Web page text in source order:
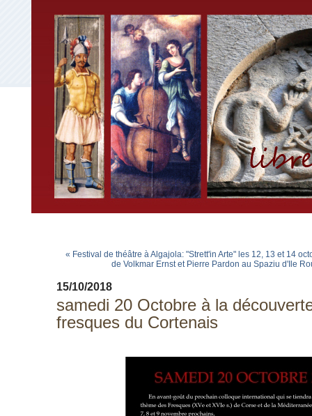
« Festival de théâtre à Algajola: "Strett'in Arte" les 12, 13 et 14
de Volkmar Ernst et Pierre Pardon au Spaziu d'Ile
15/10/2018
samedi 20 Octobre à la
fresques du Cortenais